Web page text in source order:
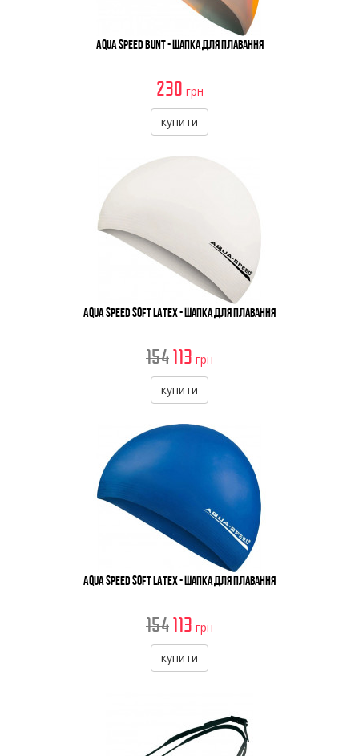
Aqua Speed Bunt - Шапка Для Плавання
230 грн
купити
Aqua Speed Soft Latex - Шапка Для Плавання
154113 грн
купити
Aqua Speed Soft Latex - Шапка Для Плавання
154113 грн
купити